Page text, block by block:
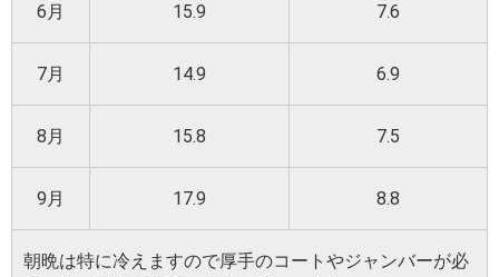
6月 15.9 7.6
7月 14.9 6.9
8月 15.8 7.5
9月 17.9 8.8
朝晩は特に冷えますので厚手のコートやジャンバーが必